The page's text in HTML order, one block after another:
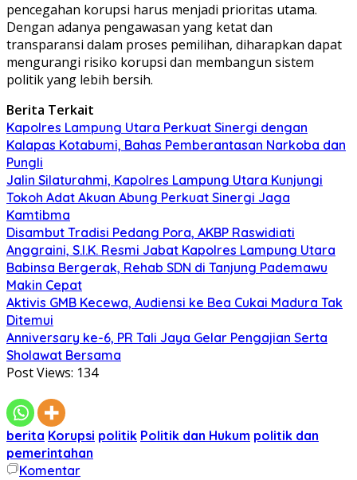
pencegahan korupsi harus menjadi prioritas utama.
Dengan adanya pengawasan yang ketat dan
transparansi dalam proses pemilihan, diharapkan dapat
mengurangi risiko korupsi dan membangun sistem
politik yang lebih bersih.
Berita Terkait
Kapolres Lampung Utara Perkuat Sinergi dengan
Kalapas Kotabumi, Bahas Pemberantasan Narkoba dan
Pungli
Jalin Silaturahmi, Kapolres Lampung Utara Kunjungi
Tokoh Adat Akuan Abung Perkuat Sinergi Jaga
Kamtibma
Disambut Tradisi Pedang Pora, AKBP Raswidiati
Anggraini, S.I.K. Resmi Jabat Kapolres Lampung Utara
Babinsa Bergerak, Rehab SDN di Tanjung Pademawu
Makin Cepat
Aktivis GMB Kecewa, Audiensi ke Bea Cukai Madura Tak
Ditemui
Anniversary ke-6, PR Tali Jaya Gelar Pengajian Serta
Sholawat Bersama
Post Views: 134
berita Korupsi politik Politik dan Hukum politik dan
pemerintahan
Komentar